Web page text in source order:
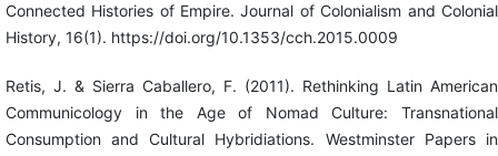
Connected Histories of Empire. Journal of Colonialism and Colonial
History, 16(1). https://doi.org/10.1353/cch.2015.0009
Retis, J. & Sierra Caballero, F. (2011). Rethinking Latin American
Communicology in the Age of Nomad Culture: Transnational
Consumption and Cultural Hybridiations. Westminster Papers in